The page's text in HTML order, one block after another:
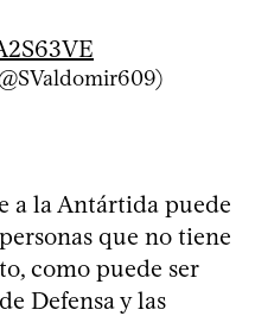
a la Antártida puede
que no tiene
como puede ser
Defensa y las